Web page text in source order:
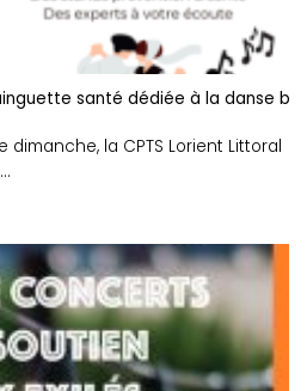
santé dédiée à la danse
dimanche, la CPTS Lorient Littoral